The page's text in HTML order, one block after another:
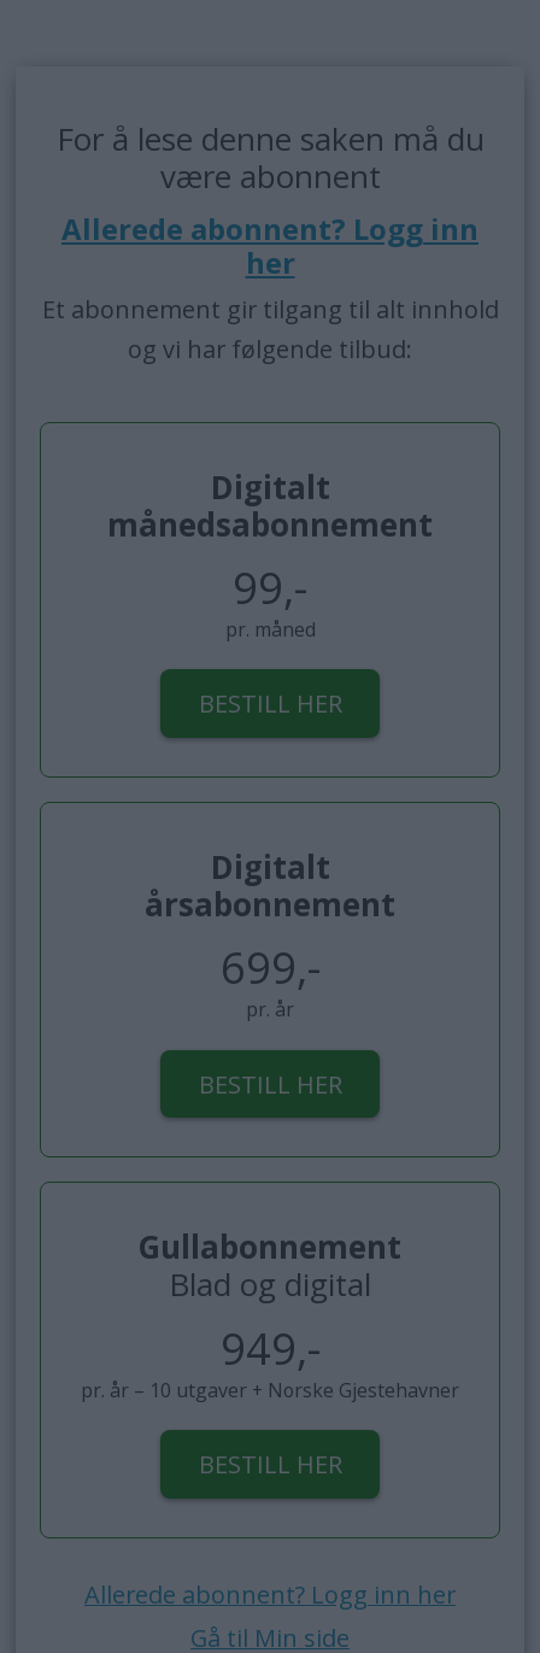
For å lese denne saken må du
være abonnent
Allerede abonnent? Logg inn
her
Et abonnement gir tilgang til alt innhold
og vi har følgende tilbud:
Digitalt
månedsabonnement
99,-
pr. måned
BESTILL HER
Digitalt
årsabonnement
699,-
pr. år
BESTILL HER
Gullabonnement
Blad og digital
949,-
pr. år – 10 utgaver + Norske Gjestehavner
BESTILL HER
Allerede abonnent? Logg inn her
Gå til Min side